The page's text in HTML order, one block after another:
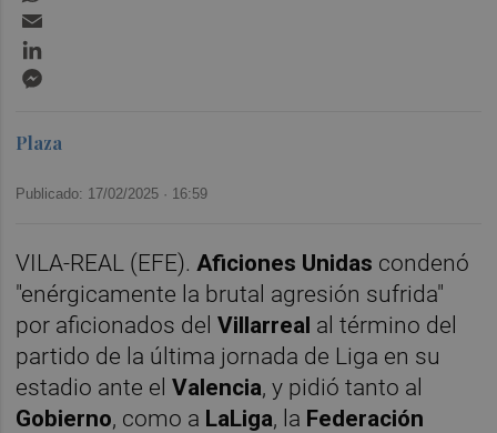
Plaza
Publicado: 17/02/2025 · 16:59
VILA-REAL (EFE). Aficiones Unidas condenó
"enérgicamente la brutal agresión sufrida"
por aficionados delVillarreal al término del
partido de la última jornada de Liga en su
estadio ante elValencia, y pidió tanto al
Gobierno, como a LaLiga, la Federación